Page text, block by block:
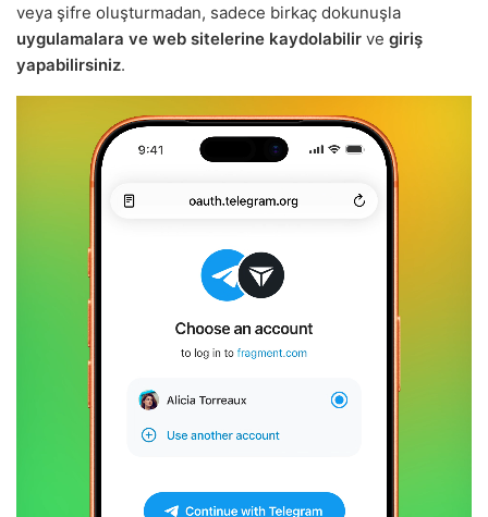
veya şifre oluşturmadan, sadece birkaç dokunuşla
uygulamalara ve web sitelerine kaydolabilir ve giriş
yapabilirsiniz.